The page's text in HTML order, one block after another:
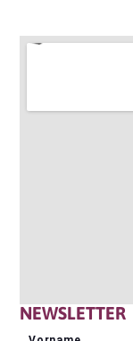
NEWSLETTER